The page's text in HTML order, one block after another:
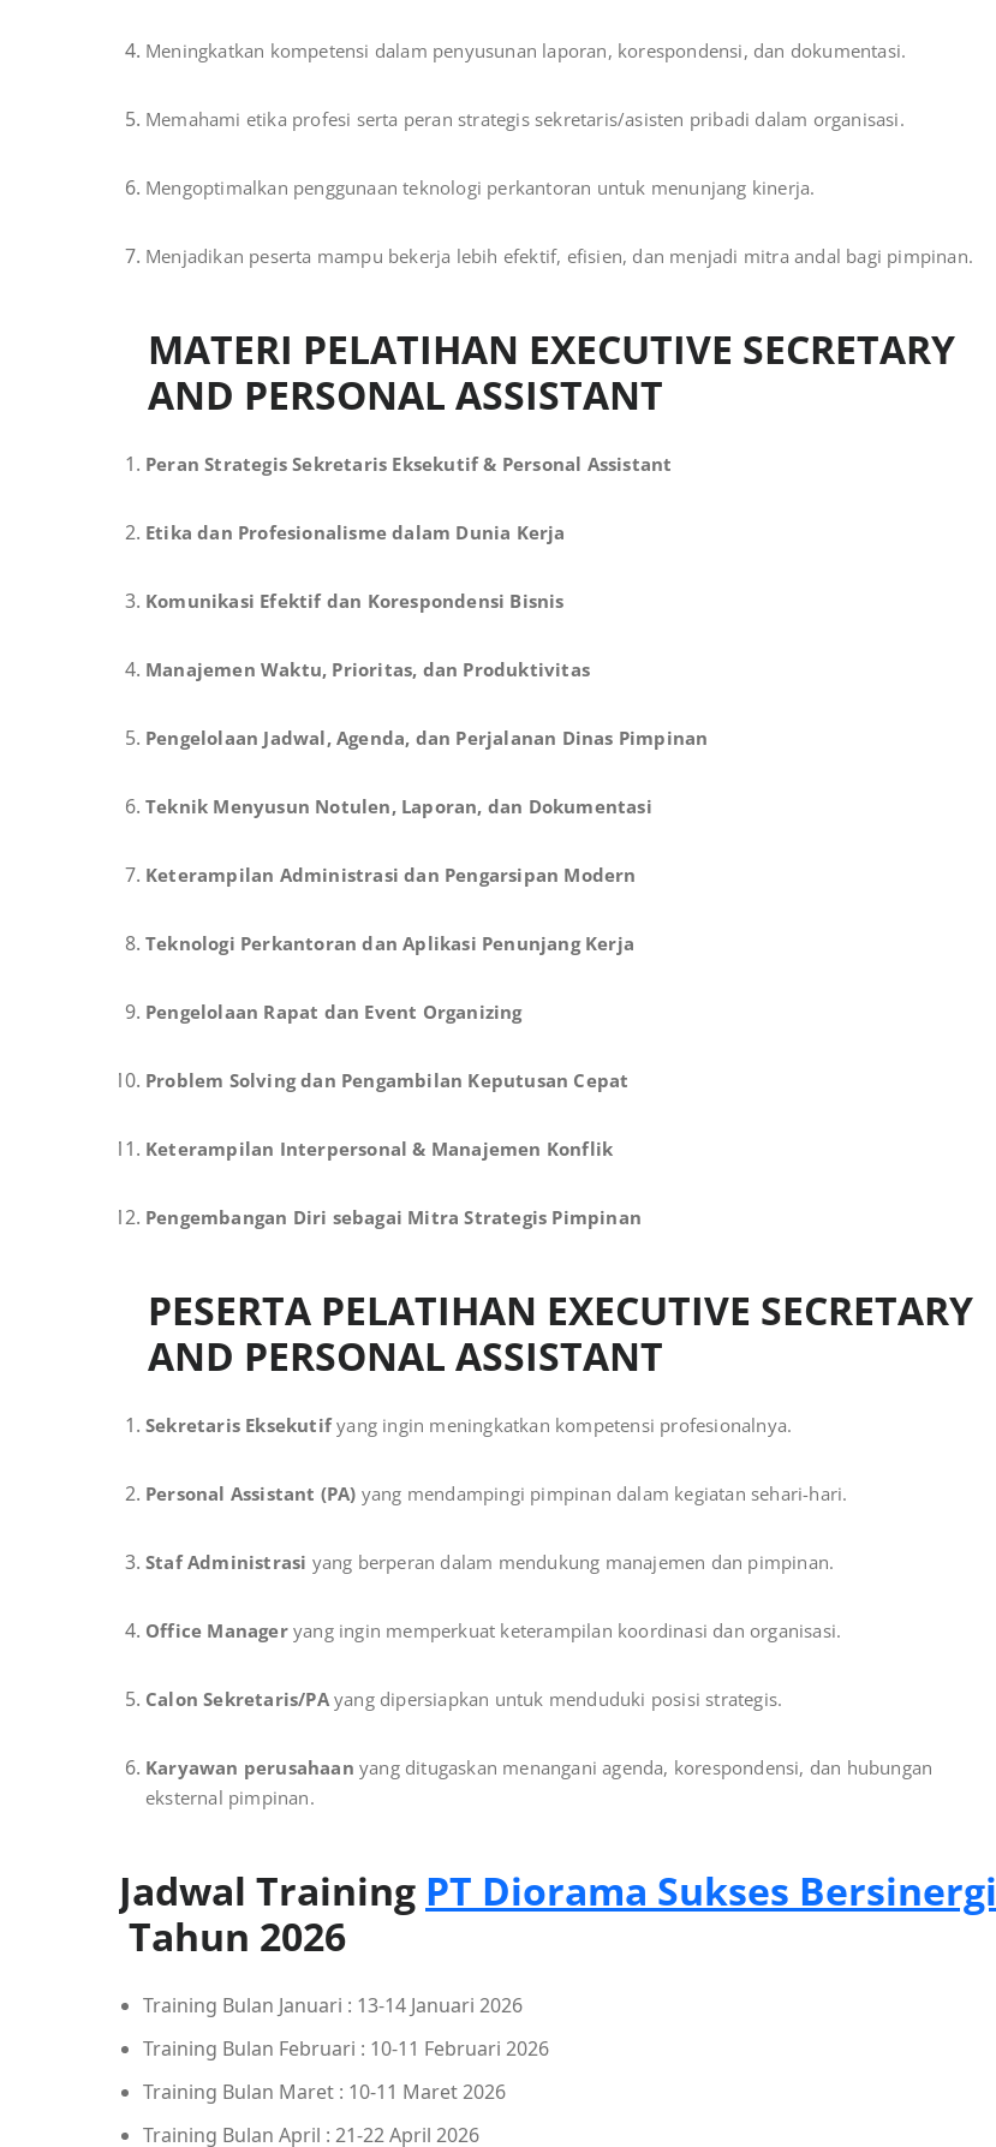
Meningkatkan kompetensi dalam penyusunan laporan, korespondensi, dan dokumentasi.
Memahami etika profesi serta peran strategis sekretaris/asisten pribadi dalam organisasi.
Mengoptimalkan penggunaan teknologi perkantoran untuk menunjang kinerja.
Menjadikan peserta mampu bekerja lebih efektif, efisien, dan menjadi mitra andal bagi pimpinan.
MATERI PELATIHAN EXECUTIVE SECRETARY
AND PERSONAL ASSISTANT
Peran Strategis Sekretaris Eksekutif & Personal Assistant
Etika dan Profesionalisme dalam Dunia Kerja
Komunikasi Efektif dan Korespondensi Bisnis
Manajemen Waktu, Prioritas, dan Produktivitas
Pengelolaan Jadwal, Agenda, dan Perjalanan Dinas Pimpinan
Teknik Menyusun Notulen, Laporan, dan Dokumentasi
Keterampilan Administrasi dan Pengarsipan Modern
Teknologi Perkantoran dan Aplikasi Penunjang Kerja
Pengelolaan Rapat dan Event Organizing
Problem Solving dan Pengambilan Keputusan Cepat
Keterampilan Interpersonal & Manajemen Konflik
Pengembangan Diri sebagai Mitra Strategis Pimpinan
PESERTA PELATIHAN EXECUTIVE SECRETARY
AND PERSONAL ASSISTANT
Sekretaris Eksekutifyang ingin meningkatkan kompetensi profesionalnya.
Personal Assistant (PA) yang mendampingi pimpinan dalam kegiatan sehari-hari.
Staf Administrasi yang berperan dalam mendukung manajemen dan pimpinan.
Office Manageryang ingin memperkuat keterampilan koordinasi dan organisasi.
Calon Sekretaris/PAyang dipersiapkan untuk menduduki posisi strategis.
Karyawan perusahaan yang ditugaskan menangani agenda, korespondensi, dan hubungan
eksternal pimpinan.
Jadwal Training PT Diorama Sukses Bersinergi
Tahun 2026
Training Bulan Januari : 13-14 Januari 2026
Training Bulan Februari : 10-11 Februari 2026
Training Bulan Maret : 10-11 Maret 2026
Training Bulan April : 21-22 April 2026